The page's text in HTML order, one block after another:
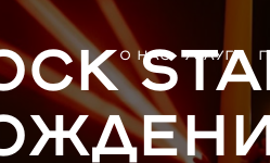
О НАС УСЛУГИ